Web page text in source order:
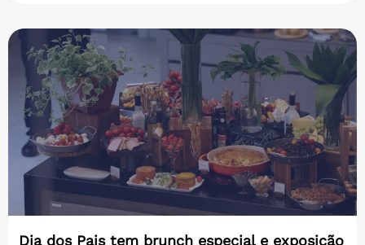
Dia dos Pais tem brunch especial e exposição